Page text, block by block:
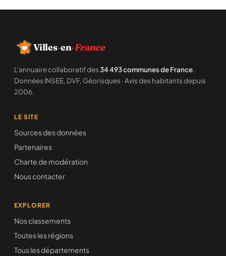
Villes·en·France
L'annuaire collaboratif des34 493 communes de France.
Données INSEE, DVF, Géorisques · Avis des habitants depuis
2006.
LE SITE
Sources des données
Partenaires
Charte de modération
Nous contacter
EXPLORER
Nos classements
Toutes les régions
Tous les départements